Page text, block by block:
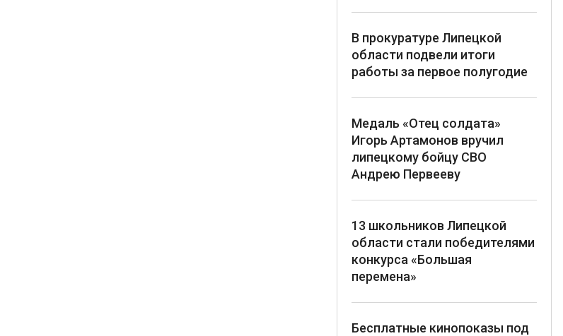
В прокуратуре Липецкой
области подвели итоги
работы за первое полугодие
Медаль «Отец солдата»
Игорь Артамонов вручил
липецкому бойцу СВО
Андрею Первееву
13 школьников Липецкой
области стали победителями
конкурса «Большая
перемена»
Бесплатные кинопоказы под